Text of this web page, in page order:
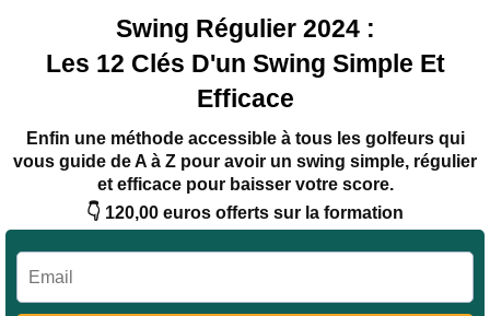
Swing Régulier 2024 :
Les 12 Clés D'un Swing Simple Et
Efficace
Enfin une méthode accessible à tous les golfeurs qui
vous guide de A à Z pour avoir un swing simple, régulier
et efficace pour baisser votre score.
👇 120,00 euros offerts sur la formation